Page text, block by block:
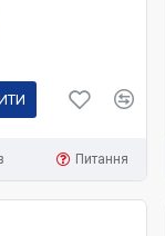
Питання